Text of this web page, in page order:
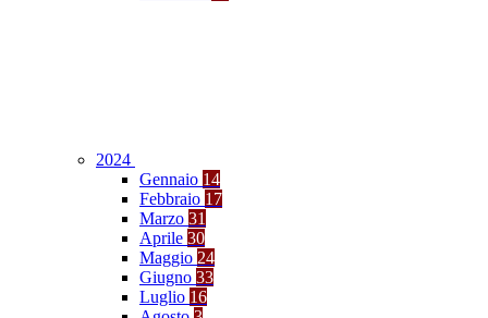
2024
Gennaio 14
Febbraio 17
Marzo 31
Aprile 30
Maggio 24
Giugno 33
Luglio 16